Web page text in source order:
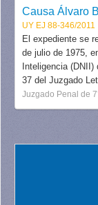
Causa Álvaro
UY EJ 88-346/2011
El expediente se
de julio de 1975,
Inteligencia
37 del Juzgado
Juzgado Penal de